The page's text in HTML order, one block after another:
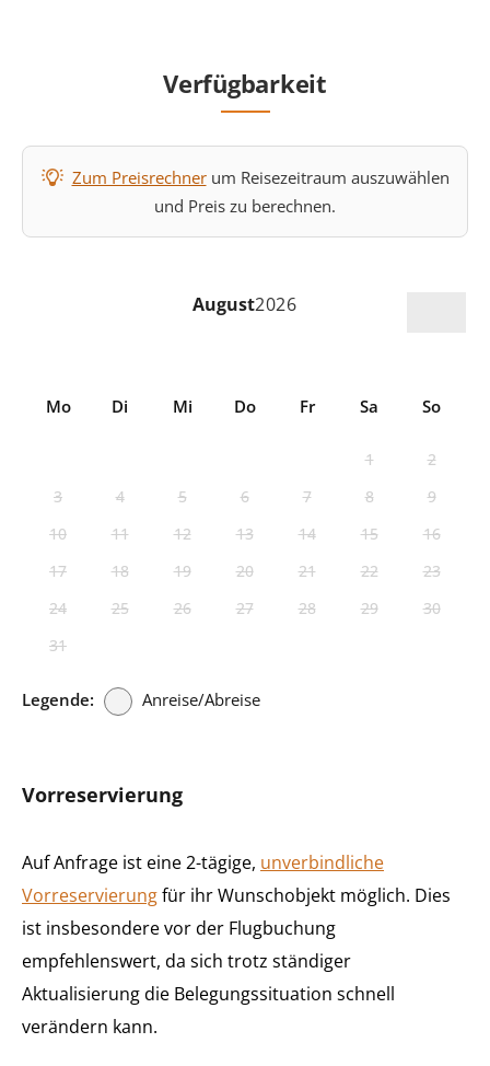
Verfügbarkeit
Zum Preisrechnerum Reisezeitraum auszuwählen
und Preis zu berechnen.
August2026
Mo Di Mi Do Fr Sa So
1
2
3
4 5 6 7 8
9
10
11 12 13 14 15
16
17
18 19 20 21 22
23
24
25 26 27 28 29
30
31
Legende: Anreise/Abreise
Vorreservierung
Auf Anfrage ist eine 2-tägige, unverbindliche
Vorreservierungfür ihr Wunschobjekt möglich. Dies
ist insbesondere vor der Flugbuchung
empfehlenswert, da sich trotz ständiger
Aktualisierung die Belegungssituation schnell
verändern kann.